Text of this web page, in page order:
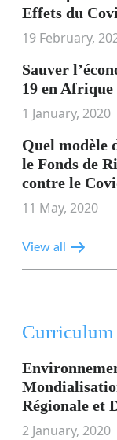
Effets du
19 February,
Sauver
19 en Afrique
1 January, 2020
Quel modèle
le Fonds de
contre le
11 May, 2020
View all
Curriculum
Régionale et
2 January, 2020